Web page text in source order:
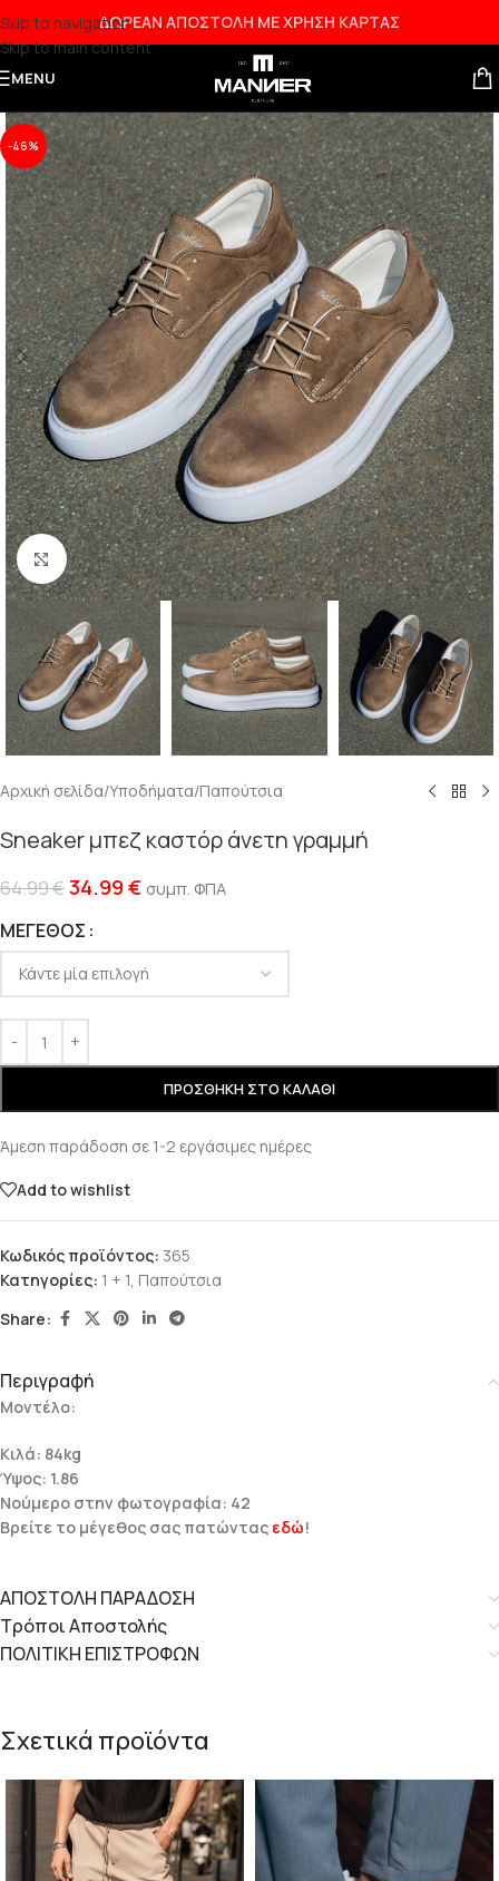
Skip to navigation
Skip to main content
ΔΩΡΕΑΝ ΑΠΟΣΤΟΛΗ ΜΕ ΧΡΗΣΗ ΚΑΡΤΑΣ
MENU
-46%
Click to enlarge
Αρχική σελίδα/Υποδήματα/Παπούτσια
Sneaker μπεζ καστόρ άνετη γραμμή
64.99€34.99 € συμπ. ΦΠΑ
ΜΈΓΕΘΟΣ
ΠΡΟΣΘΉΚΗ ΣΤΟ ΚΑΛΆΘΙ
Άμεση παράδοση σε 1-2 εργάσιμες ημέρες
Add to wishlist
Κωδικός προϊόντος: 365
Κατηγορίες: 1 + 1, Παπούτσια
Share:
Περιγραφή
Μοντέλο:
Κιλά: 84kg
Ύψος: 1.86
Νούμερο στην φωτογραφία: 42
Βρείτε το μέγεθος σας πατώντας εδώ!
ΑΠΟΣΤΟΛΗ ΠΑΡΑΔΟΣΗ
Τρόποι Αποστολής
ΠΟΛΙΤΙΚΗ ΕΠΙΣΤΡΟΦΩΝ
Σχετικά προϊόντα